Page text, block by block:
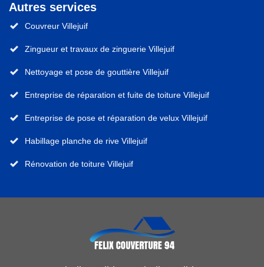
Autres services
Couvreur Villejuif
Zingueur et travaux de zinguerie Villejuif
Nettoyage et pose de gouttière Villejuif
Entreprise de réparation et fuite de toiture Villejuif
Entreprise de pose et réparation de velux Villejuif
Habillage planche de rive Villejuif
Rénovation de toiture Villejuif